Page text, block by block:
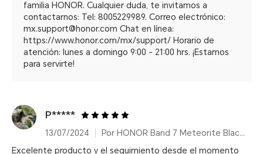
familia HONOR. Cualquier duda, te invitamos a
contactarnos: Tel: 8005229989. Correo electrónico:
mx.support@honor.com Chat en línea:
https://www.honor.com/mx/support/ Horario de
atención: lunes a domingo 9:00 - 21:00 hrs. ¡Estamos
para servirte!
P*****
13/07/2024
Por HONOR Band 7 Meteorite Black/14 días de duración de batería
Excelente producto y el seguimiento desde el momento